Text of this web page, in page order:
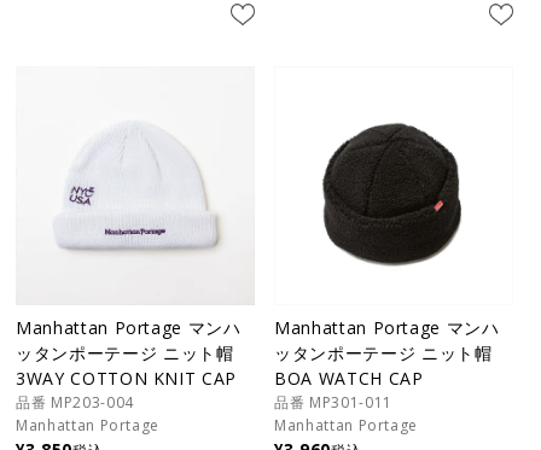
Manhattan Portage マンハ
ッタンポーテージ ニット帽
3WAY COTTON KNIT CAP
品番 MP203-004
Manhattan Portage
Manhattan Portage マンハ
ッタンポーテージ ニット帽
BOA WATCH CAP
品番 MP301-011
Manhattan Portage